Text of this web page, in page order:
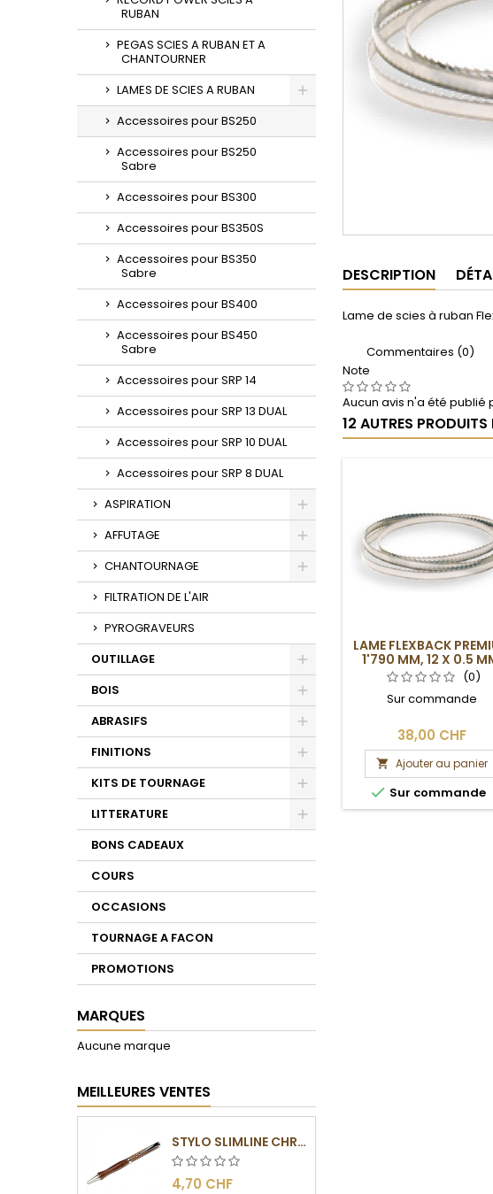
RUBAN
PEGAS SCIES A RUBAN ET A
CHANTOURNER
LAMES DE SCIES A RUBAN
Accessoires pour BS250
Accessoires pour BS250
Sabre
Accessoires pour BS300
Accessoires pour BS350S
Accessoires pour BS350
Sabre
Accessoires pour BS400
Accessoires pour BS450
Sabre
Accessoires pour SRP 14
Accessoires pour SRP 13 DUAL
Accessoires pour SRP 10 DUAL
Accessoires pour SRP 8 DUAL
ASPIRATION
Toggle
AFFUTAGE
Toggle
CHANTOURNAGE
Toggle
FILTRATION DE L'AIR
PYROGRAVEURS
OUTILLAGE
Toggle
BOIS
ABRASIFS
FINITIONS
Toggle
KITS DE TOURNAGE
Toggle
LITTERATURE
BONS CADEAUX
COURS
OCCASIONS
TOURNAGE A FACON
PROMOTIONS
MARQUES
Aucune marque
MEILLEURES VENTES
STYLO SLIMLINE CHROMÉ
4,70 CHF
DESCRIPTION
Lame de scies à ruban
Commentaires (0)
Note
Aucun avis n'a été publié
12 AUTRES
LAME FLEXBACK
1'790 MM, 12 X 0.5
4DPP
(0)
Sur commande
38,00 CHF
 Ajouter au panier
 Sur commande